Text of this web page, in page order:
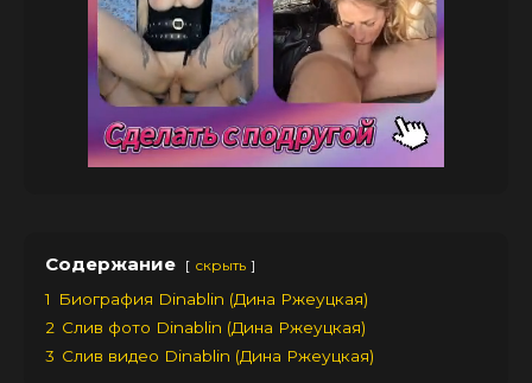
Содержание скрыть
1
Биография Dinablin (Дина Ржеуцкая)
2 Слив фото Dinablin (Дина Ржеуцкая)
3 Слив видео Dinablin (Дина Ржеуцкая)